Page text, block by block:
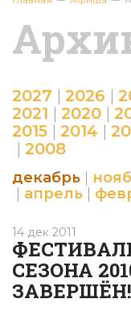
2027 | 2026 |
2021 | 2020 |
2015 | 2014 |
| 2008
декабрь
апрель
14 дек 2011
СЕЗОНА